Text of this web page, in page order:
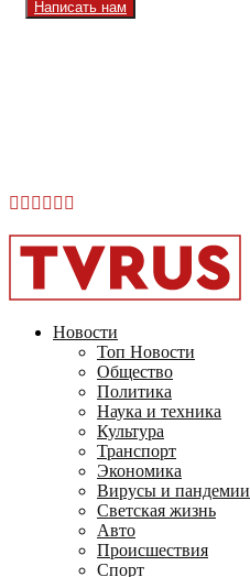
Написать нам
Facebook
Instagram
Youtube
VkTelegram
Новости
Топ Новости
Общество
Политика
Наука и техника
Культура
Транспорт
Экономика
Вирусы и пандемии
Светская жизнь
Авто
Происшествия
Спорт